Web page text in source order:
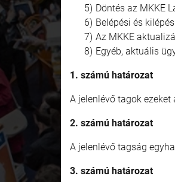
Döntés az MKKE
Belépési és
Az MKKE
Egyéb, aktuális
1. számú határozat
A jelenlévő tagok
2. számú határozat
A jelenlévő tagság
3. számú határozat